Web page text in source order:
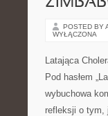
POSTED BY
WYŁĄCZONA
Latająca
Pod hasłem
wybuchowa
refleksji o tym,